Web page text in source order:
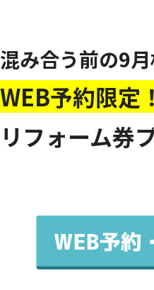
混み合う前の9
WEB予約限定
リフォーム券